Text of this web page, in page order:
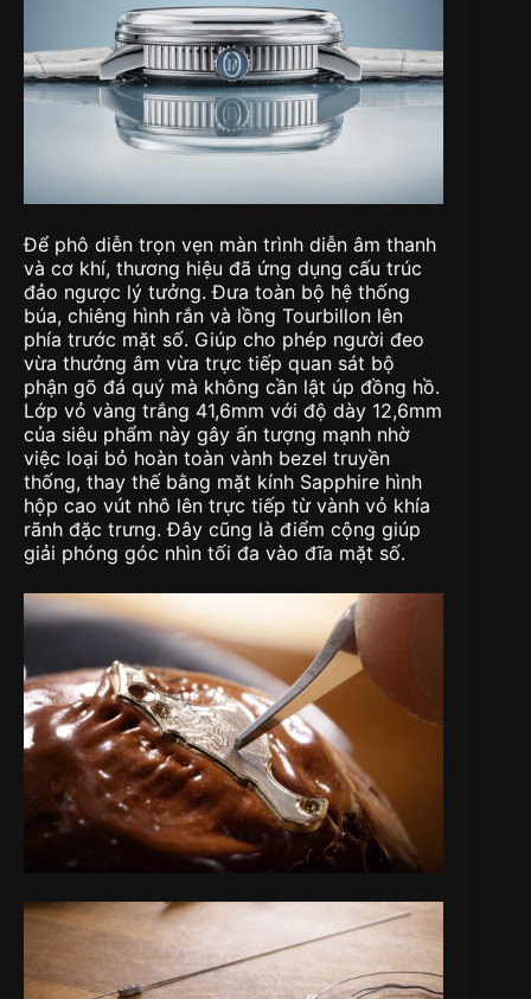
Để phô diễn trọn vẹn màn trình diễn âm thanh
và cơ khí, thương hiệu đã ứng dụng cấu trúc
đảo ngược lý tưởng. Đưa toàn bộ hệ thống
búa, chiêng hình rắn và lồng Tourbillon lên
phía trước mặt số. Giúp cho phép người đeo
vừa thưởng âm vừa trực tiếp quan sát bộ
phận gõ đá quý mà không cần lật úp đồng hồ.
Lớp vỏ vàng trắng 41,6mm với độ dày 12,6mm
của siêu phẩm này gây ấn tượng mạnh nhờ
việc loại bỏ hoàn toàn vành bezel truyền
thống, thay thế bằng mặt kính Sapphire hình
hộp cao vút nhô lên trực tiếp từ vành vỏ khía
rãnh đặc trưng. Đây cũng là điểm cộng giúp
giải phóng góc nhìn tối đa vào đĩa mặt số.